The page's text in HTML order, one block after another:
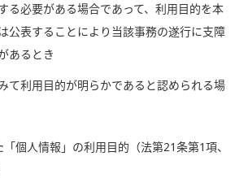
る必要がある場合であって、利用目的を本
公表することにより当該事務の遂行に支障
あるとき
て利用目的が明らかであると認められる場
「個人情報」の利用目的（法第21条第1項、